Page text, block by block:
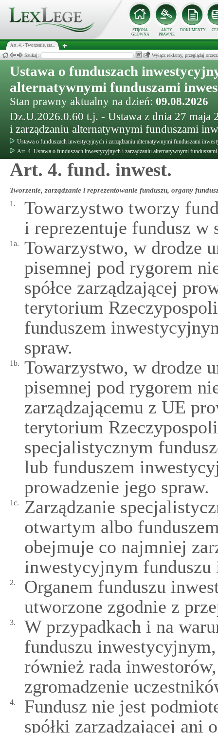
STRONA
GŁÓWNA
AKTY
PRAWNE
DOKUMENTY
Art. 4. - Tworzenie, zar...
Szukaj: Wyłącz reklamy, przeglądaj
Ustawa o funduszach
alternatywnymi funduszami
Stan prawny aktualny na dzień: 09.08.2026
Dz.U.2026.0.60 t.j. - Ustawa z dnia 27 maja
i zarządzaniu alternatywnymi funduszami
Ustawa o funduszach inwestycyjnych i zarządzaniu alternatywnymi funduszami
Art. 4. Ustawa o funduszach inwestycyjnych i zarządzaniu alternatywnymi
Art. 4. fund. inwest.
Tworzenie, zarządzanie i reprezentowanie funduszu, organy
1.
Towarzystwo tworzy
i reprezentuje fundusz w
1a.
Towarzystwo, w drodze
pisemnej pod rygorem
spółce zarządzającej
terytorium
funduszem
spraw.
1b.
Towarzystwo, w drodze
pisemnej pod rygorem
zarządzającemu z UE
terytorium
specjalistycznym
lub funduszem
prowadzenie jego spraw.
1c.
Zarządzanie
otwartym albo
obejmuje co najmniej
inwestycyjnym
2.
Organem funduszu
utworzone zgodnie z
3.
W przypadkach i na
funduszu
również rada
zgromadzenie
4.
Fundusz nie jest
spółki zarządzającej ani